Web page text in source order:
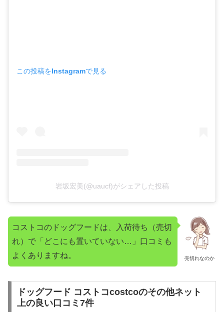
この投稿をInstagramで見る
岩坂宏美(@uaucf)がシェアした投稿
売切れなのか
コストコのドッグフードは、入荷待ち（売切
れ）で「どこにも置いていない…」口コミも
よくありますね。
ドッグフード コストコcostcoのその他ネット
上の良い口コミ7件